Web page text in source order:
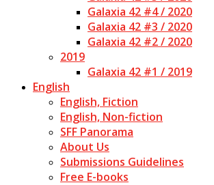
Galaxia 42 #4 / 2020
Galaxia 42 #3 / 2020
Galaxia 42 #2 / 2020
2019
Galaxia 42 #1 / 2019
English
English, Fiction
English, Non-fiction
SFF Panorama
About Us
Submissions Guidelines
Free E-books